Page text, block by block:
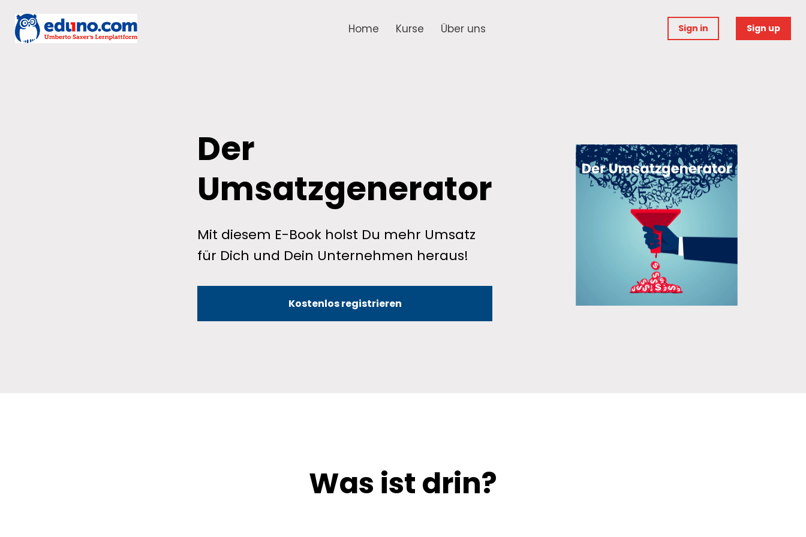
Home Kurse Über uns Sign in Sign up
Der
Umsatzgenerator
Mit diesem E-Book holst Du mehr Umsatz
für Dich und Dein Unternehmen heraus!
Kostenlos registrieren
Was ist drin?